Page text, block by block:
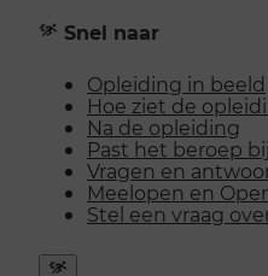
Snel naar
Opleiding in beeld
Hoe ziet de
Na de opleiding
Past het beroep
Vragen en
Meelopen en
Stel een vraag